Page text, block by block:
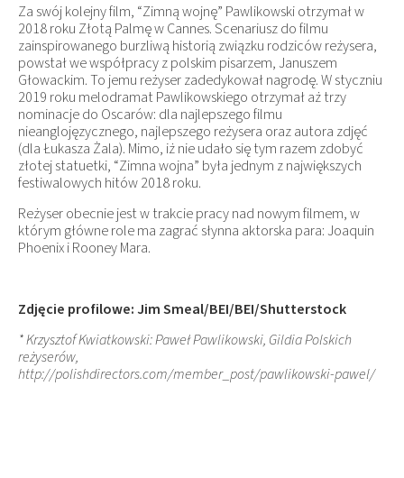
Za swój kolejny film, “Zimną wojnę” Pawlikowski otrzymał w
2018 roku Złotą Palmę w Cannes. Scenariusz do filmu
zainspirowanego burzliwą historią związku rodziców reżysera,
powstał we współpracy z polskim pisarzem, Januszem
Głowackim. To jemu reżyser zadedykował nagrodę. W styczniu
2019 roku melodramat Pawlikowskiego otrzymał aż trzy
nominacje do Oscarów: dla najlepszego filmu
nieanglojęzycznego, najlepszego reżysera oraz autora zdjęć
(dla Łukasza Żala). Mimo, iż nie udało się tym razem zdobyć
złotej statuetki, “Zimna wojna” była jednym z największych
festiwalowych hitów 2018 roku.
Reżyser obecnie jest w trakcie pracy nad nowym filmem, w
którym główne role ma zagrać słynna aktorska para: Joaquin
Phoenix i Rooney Mara.
Zdjęcie profilowe: Jim Smeal/BEI/BEI/Shutterstock
* Krzysztof Kwiatkowski: Paweł Pawlikowski, Gildia Polskich
reżyserów,
http://polishdirectors.com/member_post/pawlikowski-pawel/